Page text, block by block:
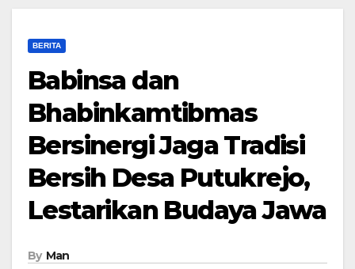
BERITA
Babinsa dan
Bhabinkamtibmas
Bersinergi Jaga Tradisi
Bersih Desa Putukrejo,
Lestarikan Budaya Jawa
By Man